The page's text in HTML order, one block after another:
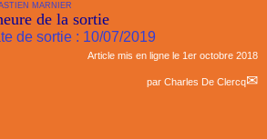
MARNIER
de la sortie
de sortie : 10/07/2019
Article mis en ligne le 1er octobre 2018
par Charles De Clercq